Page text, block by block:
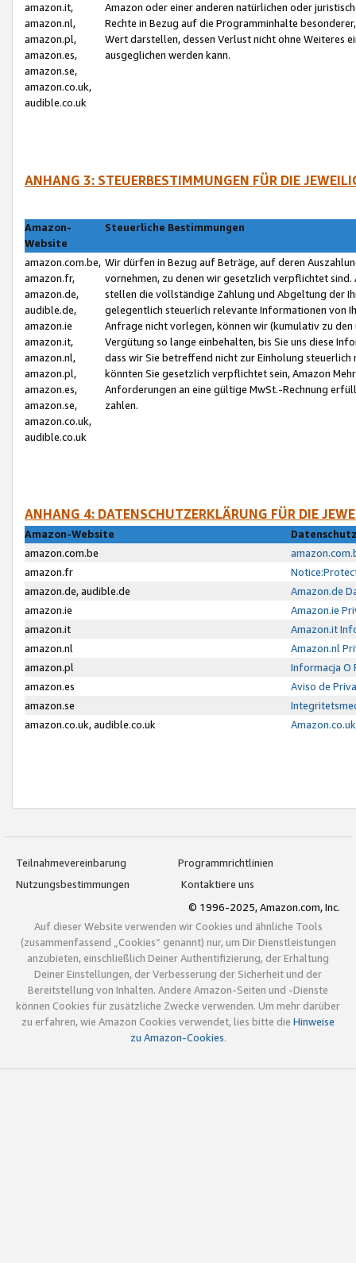
amazon.it,
amazon.nl,
amazon.pl,
amazon.es,
amazon.se,
amazon.co.uk,
audible.co.uk
Amazon oder einer anderen natürlichen oder
Rechte in Bezug auf die Programminhalte
Wert darstellen, dessen Verlust nicht ohne Weiteres
ausgeglichen werden kann.
ANHANG 3: STEUERBESTIMMUNGEN FÜR DIE
Amazon-
Website
Steuerliche Bestimmungen
amazon.com.be,
amazon.fr,
amazon.de,
audible.de,
amazon.ie
amazon.it,
amazon.nl,
amazon.pl,
amazon.es,
amazon.se,
amazon.co.uk,
audible.co.uk
Wir dürfen in Bezug auf Beträge, auf deren
vornehmen, zu denen wir gesetzlich verpflichtet
stellen die vollständige Zahlung und Abgeltung der
gelegentlich steuerlich relevante Informationen von
Anfrage nicht vorlegen, können wir (kumulativ zu
Vergütung so lange einbehalten, bis Sie uns diese
dass wir Sie betreffend nicht zur Einholung
könnten Sie gesetzlich verpflichtet sein, Amazon
Anforderungen an eine gültige MwSt.-Rechnung
zahlen.
ANHANG 4: DATENSCHUTZERKLÄRUNG FÜR DIE
Amazon-Website
amazon.com.be
amazon.fr
amazon.de, audible.de
Amazon.de
amazon.ie
Amazon.ie
amazon.it
Amazon.it
amazon.nl
Amazon.nl
amazon.pl
Informacja O
amazon.es
Aviso de
amazon.se
amazon.co.uk, audible.co.uk
Teilnahmevereinbarung
Programmrichtlinien
Nutzungsbestimmungen
Kontaktiere uns
© 1996-2025, Amazon.com, Inc.
Auf dieser Website verwenden wir Cookies und ähnliche Tools
(zusammenfassend „Cookies“ genannt) nur, um Dir Dienstleistungen
anzubieten, einschließlich Deiner Authentifizierung, der Erhaltung
Deiner Einstellungen, der Verbesserung der Sicherheit und der
Bereitstellung von Inhalten. Andere Amazon-Seiten und -Dienste
können Cookies für zusätzliche Zwecke verwenden. Um mehr darüber
zu erfahren, wie Amazon Cookies verwendet, lies bitte die Hinweise
zu Amazon-Cookies.